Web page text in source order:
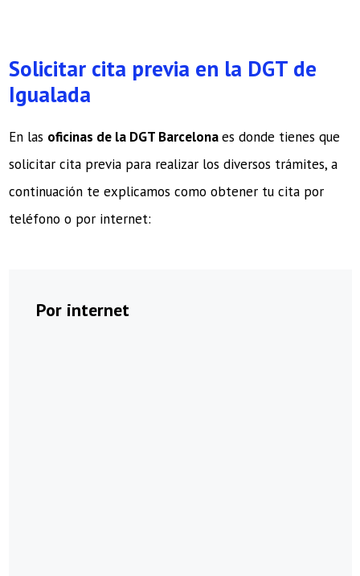
Solicitar cita previa en la DGT de
Igualada
En las oficinas de la DGT Barcelonaes donde tienes que
solicitar cita previa para realizar los diversos trámites, a
continuación te explicamos como obtener tu cita por
teléfono o por internet:
Por internet